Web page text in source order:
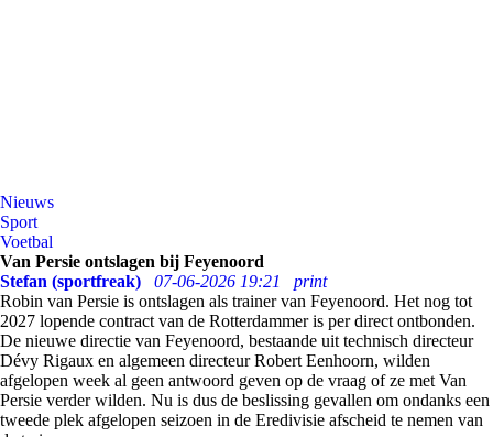
Nieuws
Sport
Voetbal
Van Persie ontslagen bij Feyenoord
Stefan (sportfreak)
07-06-2026 19:21
print
Robin van Persie is ontslagen als trainer van Feyenoord. Het nog tot
2027 lopende contract van de Rotterdammer is per direct ontbonden.
De nieuwe directie van Feyenoord, bestaande uit technisch directeur
Dévy Rigaux en algemeen directeur Robert Eenhoorn, wilden
afgelopen week al geen antwoord geven op de vraag of ze met Van
Persie verder wilden. Nu is dus de beslissing gevallen om ondanks een
tweede plek afgelopen seizoen in de Eredivisie afscheid te nemen van